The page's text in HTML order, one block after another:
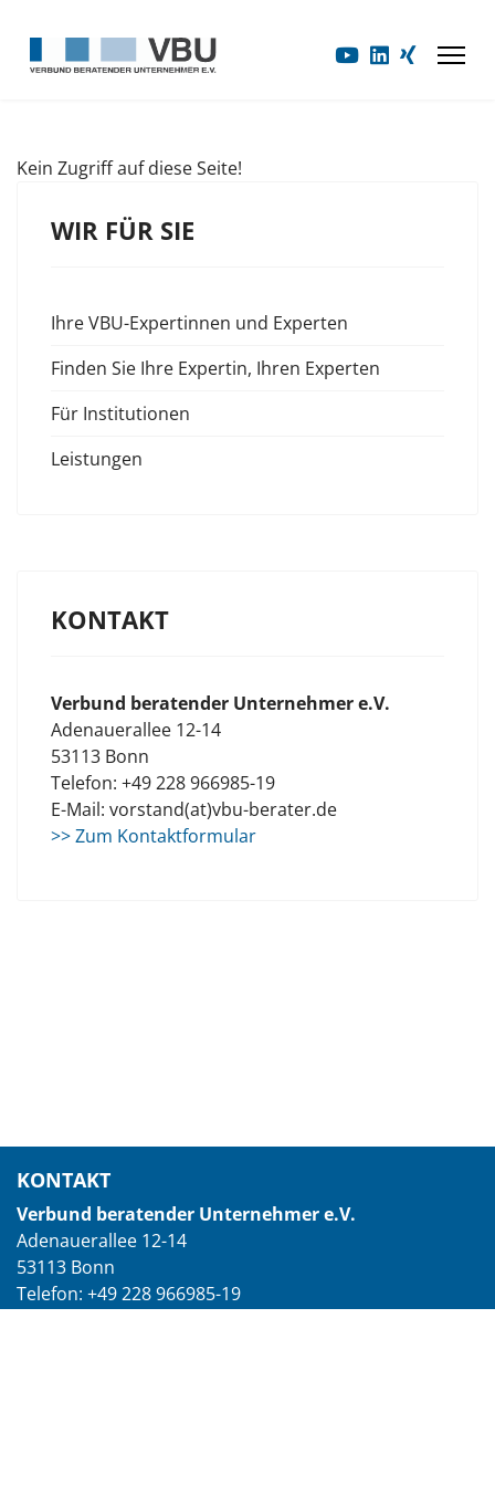
Kein Zugriff auf diese Seite!
WIR FÜR SIE
Ihre VBU-Expertinnen und Experten
Finden Sie Ihre Expertin, Ihren Experten
Für Institutionen
Leistungen
KONTAKT
Verbund beratender Unternehmer e.V.
Adenauerallee 12-14
53113 Bonn
Telefon: +49 228 966985-19
E-Mail: vorstand(at)vbu-berater.de
>> Zum Kontaktformular
KONTAKT
Verbund beratender Unternehmer e.V.
Adenauerallee 12-14
53113 Bonn
Telefon: +49 228 966985-19